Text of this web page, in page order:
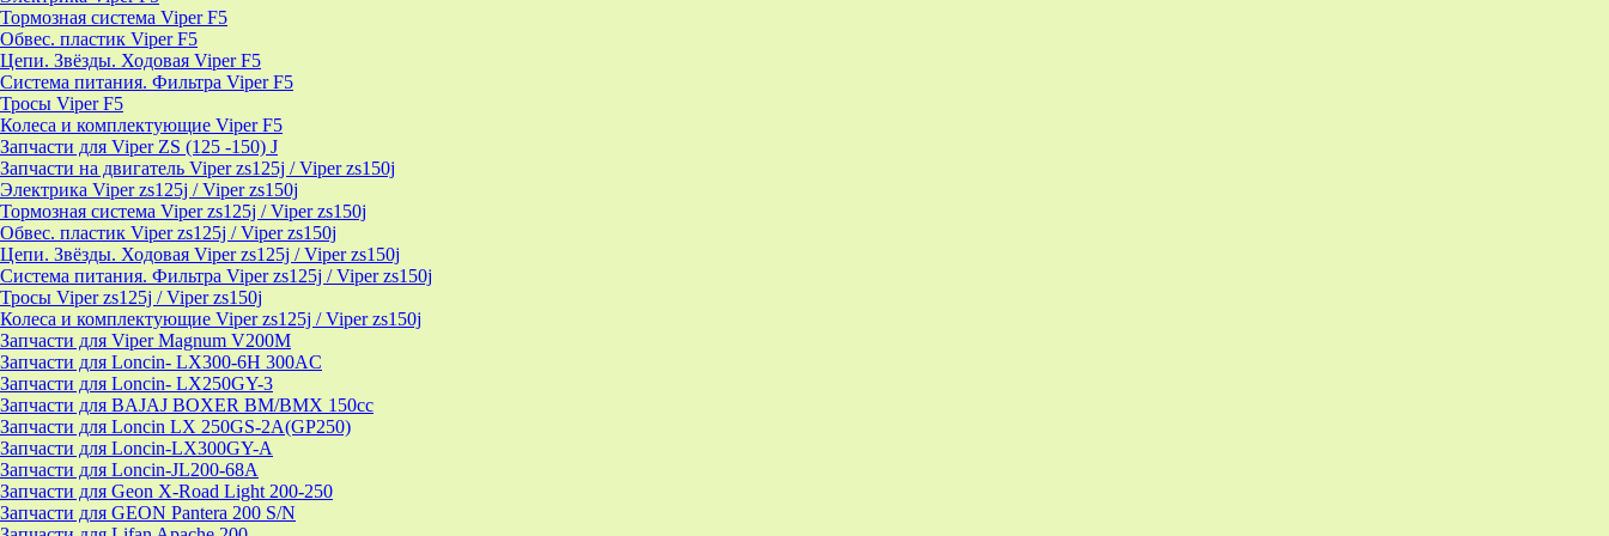
Тормозная система Viper F5
Обвес. пластик Viper F5
Цепи. Звёзды. Ходовая Viper F5
Система питания. Фильтра Viper F5
Тросы Viper F5
Колеса и комплектующие Viper F5
Запчасти для Viper ZS (125 -150) J
Запчасти на двигатель Viper zs125j / Viper zs150j
Электрика Viper zs125j / Viper zs150j
Тормозная система Viper zs125j / Viper zs150j
Обвес. пластик Viper zs125j / Viper zs150j
Цепи. Звёзды. Ходовая Viper zs125j / Viper zs150j
Система питания. Фильтра Viper zs125j / Viper zs150j
Тросы Viper zs125j / Viper zs150j
Колеса и комплектующие Viper zs125j / Viper zs150j
Запчасти для Viper Magnum V200M
Запчасти для Loncin- LX300-6H 300AC
Запчасти для Loncin- LX250GY-3
Запчасти для BAJAJ BOXER BM/ВМX 150cc
Запчасти для Loncin LX 250GS-2A(GP250)
Запчасти для Loncin-LX300GY-A
Запчасти для Loncin-JL200-68A
Запчасти для Geon X-Road Light 200-250
Запчасти для GEON Pantera 200 S/N